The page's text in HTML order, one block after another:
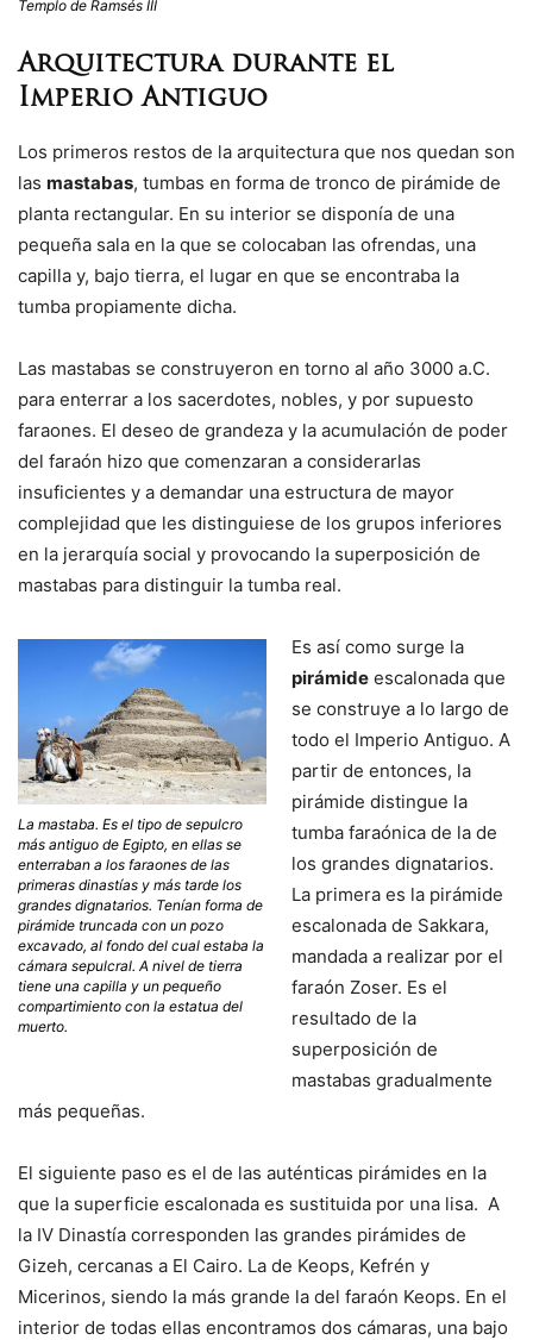
Templo de Ramsés III
Arquitectura durante el
Imperio Antiguo
Los primeros restos de la arquitectura que nos quedan son
las mastabas, tumbas en forma de tronco de pirámide de
planta rectangular. En su interior se disponía de una
pequeña sala en la que se colocaban las ofrendas, una
capilla y, bajo tierra, el lugar en que se encontraba la
tumba propiamente dicha.
Las mastabas se construyeron en torno al año 3000 a.C.
para enterrar a los sacerdotes, nobles, y por supuesto
faraones. El deseo de grandeza y la acumulación de poder
del faraón hizo que comenzaran a considerarlas
insuficientes y a demandar una estructura de mayor
complejidad que les distinguiese de los grupos inferiores
en la jerarquía social y provocando la superposición de
mastabas para distinguir la tumba real.
La mastaba. Es el tipo de sepulcro
más antiguo de Egipto, en ellas se
enterraban a los faraones de las
primeras dinastías y más tarde los
grandes dignatarios. Tenían forma de
pirámide truncada con un pozo
excavado, al fondo del cual estaba la
cámara sepulcral. A nivel de tierra
tiene una capilla y un pequeño
compartimiento con la estatua del
muerto.
Es así como surge la
pirámide escalonada que
se construye a lo largo de
todo el Imperio Antiguo. A
partir de entonces, la
pirámide distingue la
tumba faraónica de la de
los grandes dignatarios.
La primera es la pirámide
escalonada de Sakkara,
mandada a realizar por el
faraón Zoser. Es el
resultado de la
superposición de
mastabas gradualmente
más pequeñas.
El siguiente paso es el de las auténticas pirámides en la
que la superficie escalonada es sustituida por una lisa. A
la IV Dinastía corresponden las grandes pirámides de
Gizeh, cercanas a El Cairo. La de Keops, Kefrén y
Micerinos, siendo la más grande la del faraón Keops. En el
interior de todas ellas encontramos dos cámaras, una bajo